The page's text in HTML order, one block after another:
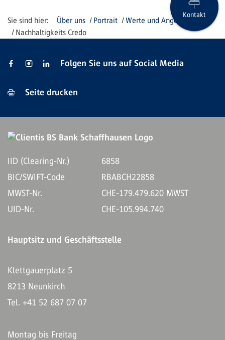
Über uns Portrait
Werte und Angebote
Nachhaltigkeits Credo
Kontakt
Folgen Sie uns auf Social Media
Seite drucken
IID (Clearing-Nr.)
6858
BIC/SWIFT-Code
RBABCH22858
MWST-Nr.
CHE-179.479.620 MWST
UID-Nr.
CHE-105.994.740
Hauptsitz und Geschäftsstelle
Klettgauerplatz 5
8213 Neunkirch
Tel. +41 52 687 07 07
Montag bis Freitag